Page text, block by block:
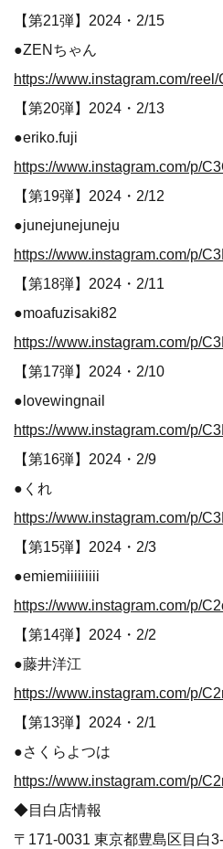
【第21弾】2024・2/15
●ZENちゃん
【第20弾】2024・2/13
●eriko.fuji
https://www.instagram.com/p/
【第19弾】2024・2/12
●junejunejuneju
【第18弾】2024・2/11
●moafuzisaki82
https://www.instagram.com/p/
【第17弾】2024・2/10
●lovewingnail
https://www.instagram.com/p/
【第16弾】2024・2/9
●くれ
https://www.instagram.com/p/
【第15弾】2024・2/3
●emiemiiiiiiiii
https://www.instagram.com/p/
【第14弾】2024・2/2
●藤井洋江
https://www.instagram.com/p/
【第13弾】2024・2/1
●さくらよつは
◆目白店情報
〒171-0031 東京都豊島区目